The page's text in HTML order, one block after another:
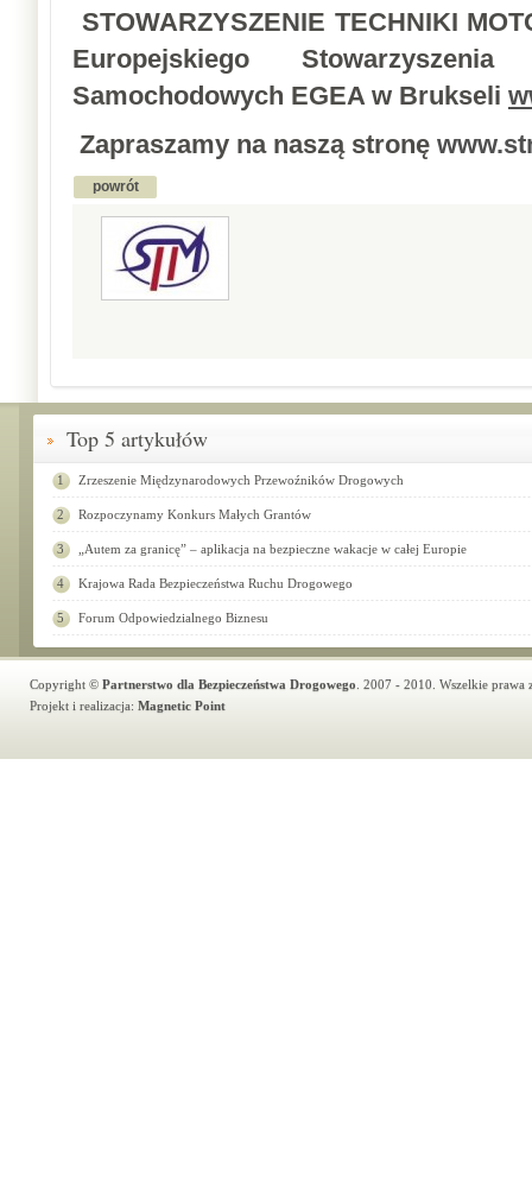
STOWARZYSZENIE TECHNIKI
Europejskiego
Samochodowych EGEA w Brukseli
Zapraszamy na naszą stronę
powrót
Top 5 artykułów
1 Zrzeszenie Międzynarodowych Przewoźników Drogowych
2 Rozpoczynamy Konkurs Małych Grantów
3 „Autem za granicę” – aplikacja na bezpieczne wakacje w całej Europie
4 Krajowa Rada Bezpieczeństwa Ruchu Drogowego
5 Forum Odpowiedzialnego Biznesu
Copyright © Partnerstwo dla Bezpieczeństwa Drogowego . 2007 - 2010. Wszelkie prawa
Projekt i realizacja: Magnetic Point